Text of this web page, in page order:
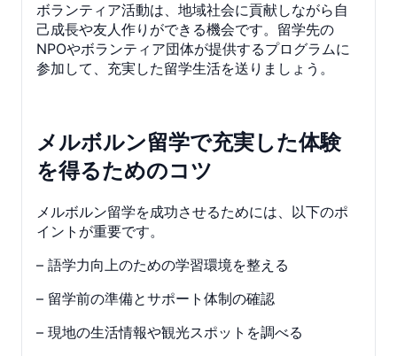
ボランティア活動は、地域社会に貢献しながら自
己成長や友人作りができる機会です。留学先の
NPOやボランティア団体が提供するプログラムに
参加して、充実した留学生活を送りましょう。
メルボルン留学で充実した体験
を得るためのコツ
メルボルン留学を成功させるためには、以下のポ
イントが重要です。
– 語学力向上のための学習環境を整える
– 留学前の準備とサポート体制の確認
– 現地の生活情報や観光スポットを調べる